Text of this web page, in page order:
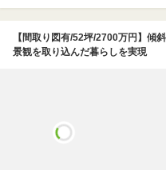
【間取り図有/52坪/2700万円】傾
景観を取り込んだ暮らしを実現